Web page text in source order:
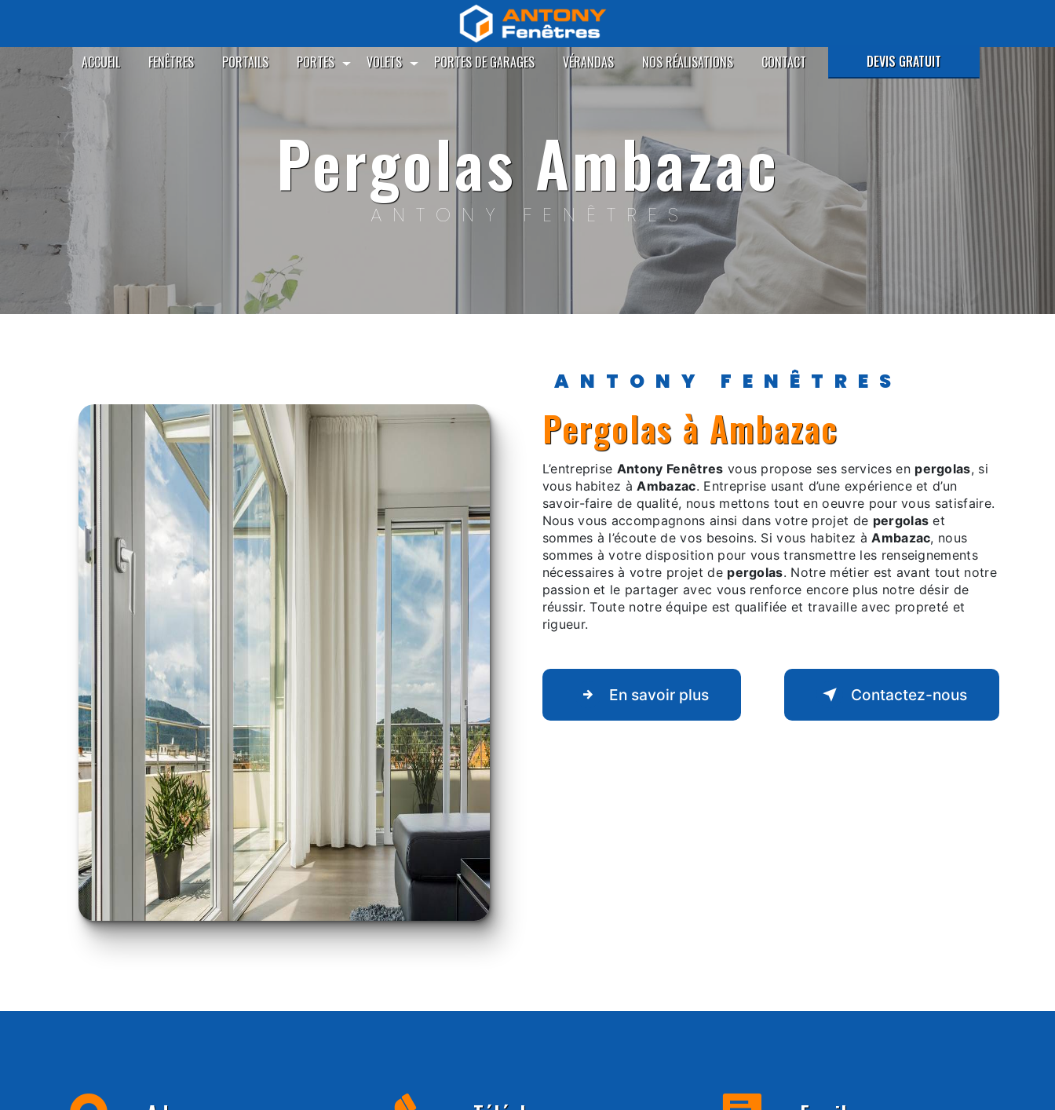
ACCUEIL FENÊTRES PORTAILS PORTES VOLETS PORTES DE GARAGES VÉRANDAS NOS RÉALISATIONS CONTACT DEVIS GRATUIT
pergolas Ambazac
ANTONY FENÊTRES
ANTONY FENÊTRES
pergolas à Ambazac
L’entreprise Antony Fenêtres vous propose ses services en pergolas, si
vous habitez àAmbazac. Entreprise usant d’une expérience et d’un
savoir-faire de qualité, nous mettons tout en oeuvre pour vous satisfaire.
Nous vous accompagnons ainsi dans votre projet de pergolas et
sommes à l’écoute de vos besoins. Si vous habitez àAmbazac, nous
sommes à votre disposition pour vous transmettre les renseignements
nécessaires à votre projet de pergolas. Notre métier est avant tout notre
passion et le partager avec vous renforce encore plus notre désir de
réussir. Toute notre équipe est qualifiée et travaille avec propreté et
rigueur.
En savoir plus Contactez-nous